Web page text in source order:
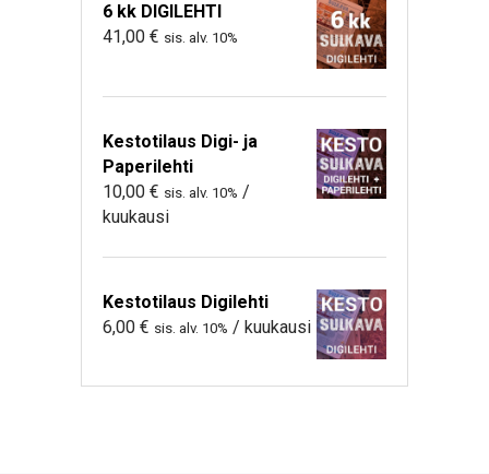
6 kk DIGILEHTI
41,00 € sis. alv. 10%
Kestotilaus Digi- ja
Paperilehti
10,00 € sis. alv. 10% /
kuukausi
Kestotilaus Digilehti
6,00 € sis. alv. 10% / kuukausi